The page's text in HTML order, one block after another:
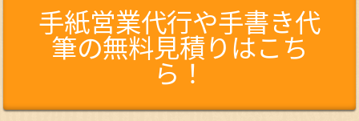
手紙営業代行や手書き代
筆の無料見積りはこち
ら！